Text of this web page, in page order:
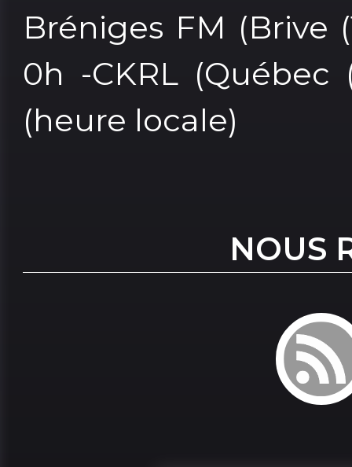
Bréniges FM (Brive
0h -CKRL (Québec
(heure locale)
NOUS